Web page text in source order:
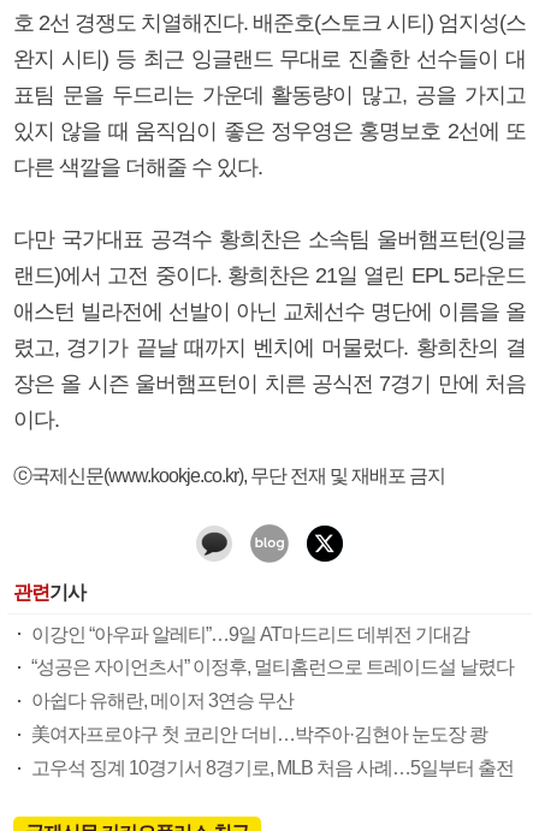
호 2선 경쟁도 치열해진다. 배준호(스토크 시티) 엄지성(스
완지 시티) 등 최근 잉글랜드 무대로 진출한 선수들이 대
표팀 문을 두드리는 가운데 활동량이 많고, 공을 가지고
있지 않을 때 움직임이 좋은 정우영은 홍명보호 2선에 또
다른 색깔을 더해줄 수 있다.
다만 국가대표 공격수 황희찬은 소속팀 울버햄프턴(잉글
랜드)에서 고전 중이다. 황희찬은 21일 열린 EPL 5라운드
애스턴 빌라전에 선발이 아닌 교체선수 명단에 이름을 올
렸고, 경기가 끝날 때까지 벤치에 머물렀다. 황희찬의 결
장은 올 시즌 울버햄프턴이 치른 공식전 7경기 만에 처음
이다.
ⓒ국제신문(www.kookje.co.kr), 무단 전재 및 재배포 금지
관련기사
이강인 “아우파 알레티”…9일 AT마드리드 데뷔전 기대감
“성공은 자이언츠서” 이정후, 멀티홈런으로 트레이드설 날렸다
아쉽다 유해란, 메이저 3연승 무산
美여자프로야구 첫 코리안 더비…박주아·김현아 눈도장 쾅
고우석 징계 10경기서 8경기로, MLB 처음 사례…5일부터 출전